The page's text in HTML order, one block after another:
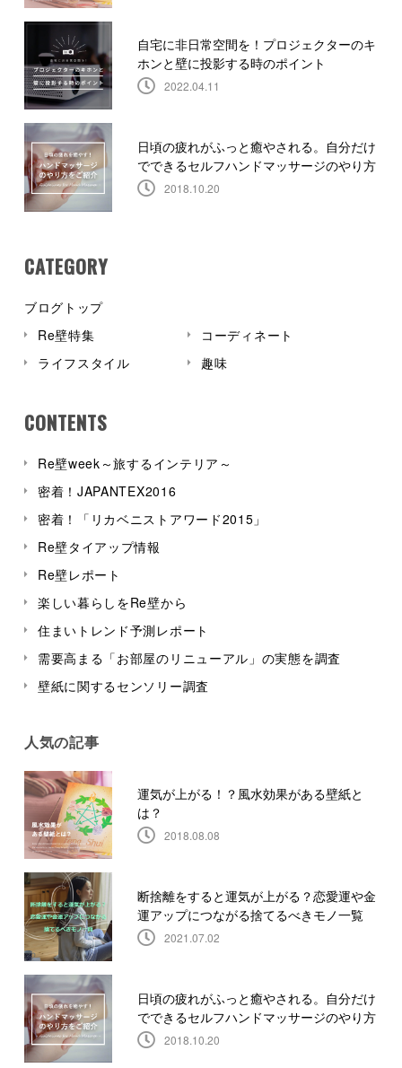
自宅に非日常空間を！プロジェクターのキ
ホンと壁に投影する時のポイント
2022.04.11
日頃の疲れがふっと癒やされる。自分だけ
でできるセルフハンドマッサージのやり方
2018.10.20
CATEGORY
ブログトップ
Re壁特集
コーディネート
ライフスタイル
趣味
CONTENTS
Re壁week～旅するインテリア～
密着！JAPANTEX2016
密着！「リカベニストアワード2015」
Re壁タイアップ情報
Re壁レポート
楽しい暮らしをRe壁から
住まいトレンド予測レポート
需要高まる「お部屋のリニューアル」の実態を調査
壁紙に関するセンソリー調査
人気の記事
運気が上がる！？風水効果がある壁紙と
は？
2018.08.08
断捨離をすると運気が上がる？恋愛運や金
運アップにつながる捨てるべきモノ一覧
2021.07.02
日頃の疲れがふっと癒やされる。自分だけ
でできるセルフハンドマッサージのやり方
2018.10.20